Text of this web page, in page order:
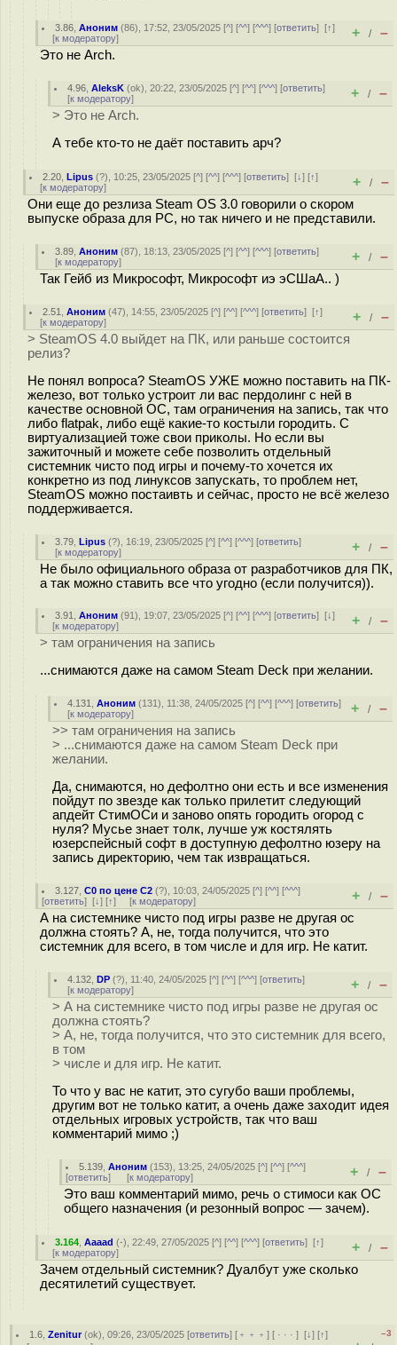
3.86 ,Аноним (86), 17:52, 23/05/2025 [^] [^^] [^^^] [ответить][↑]
[к модератору] + / –
Это не Arch.
4.96 ,AleksK (ok), 20:22, 23/05/2025 [^] [^^] [^^^] [ответить]
[к модератору] + / –
> Это не Arch.
А тебе кто-то не даёт поставить арч?
2.20 ,Lipus (?), 10:25, 23/05/2025 [^] [^^] [^^^] [ответить][↓] [↑]
[к модератору] + / –
Они еще до резлиза Steam OS 3.0 говорили о скором
выпуске образа для PC, но так ничего и не представили.
3.89 ,Аноним (87), 18:13, 23/05/2025 [^] [^^] [^^^] [ответить]
[к модератору] + / –
Так Гейб из Микрософт, Микрософт иэ эСШаА.. )
2.51 ,Аноним (47), 14:55, 23/05/2025 [^] [^^] [^^^] [ответить][↑]
[к модератору] + / –
> SteamOS 4.0 выйдет на ПК, или раньше состоится
релиз?
Не понял вопроса? SteamOS УЖЕ можно поставить на ПК-
железо, вот только устроит ли вас пердолинг с ней в
качестве основной ОС, там ограничения на запись, так что
либо flatpak, либо ещё какие-то костыли городить. С
виртуализацией тоже свои приколы. Но если вы
зажиточный и можете себе позволить отдельный
системник чисто под игры и почему-то хочется их
конкретно из под линуксов запускать, то проблем нет,
SteamOS можно постаивть и сейчас, просто не всё железо
поддерживается.
3.79 ,Lipus (?), 16:19, 23/05/2025 [^] [^^] [^^^] [ответить]
[к модератору] + / –
Не было официального образа от разработчиков для ПК,
а так можно ставить все что угодно (если получится)).
3.91 ,Аноним (91), 19:07, 23/05/2025 [^] [^^] [^^^] [ответить][↓]
[к модератору] + / –
> там ограничения на запись
...снимаются даже на самом Steam Deck при желании.
4.131 ,Аноним (131), 11:38, 24/05/2025 [^] [^^] [^^^] [ответить]
[к модератору] + / –
>> там ограничения на запись
> ...снимаются даже на самом Steam Deck при
желании.
Да, снимаются, но дефолтно они есть и все изменения
пойдут по звезде как только прилетит следующий
апдейт СтимОСи и заново опять городить огород с
нуля? Мусье знает толк, лучше уж костялять
юзерспейсный софт в доступную дефолтно юзеру на
запись директорию, чем так извращаться.
3.127 ,С0 по цене С2 (?), 10:03, 24/05/2025 [^] [^^] [^^^]
[ответить] [↓] [↑] [к модератору] + / –
А на системнике чисто под игры разве не другая ос
должна стоять? А, не, тогда получится, что это
системник для всего, в том числе и для игр. Не катит.
4.132 ,DP (?), 11:40, 24/05/2025 [^] [^^] [^^^] [ответить]
[к модератору] + / –
> А на системнике чисто под игры разве не другая ос
должна стоять?
> А, не, тогда получится, что это системник для всего,
в том
> числе и для игр. Не катит.
То что у вас не катит, это сугубо ваши проблемы,
другим вот не только катит, а очень даже заходит идея
отдельных игровых устройств, так что ваш
комментарий мимо ;)
5.139 ,Аноним (153), 13:25, 24/05/2025 [^] [^^] [^^^]
[ответить] [к модератору] + / –
Это ваш комментарий мимо, речь о стимоси как ОС
общего назначения (и резонный вопрос — зачем).
3.164 ,Aaaad (-), 22:49, 27/05/2025 [^] [^^] [^^^] [ответить][↑]
[к модератору] + / –
Зачем отдельный системник? Дуалбут уже сколько
десятилетий существует.
1.6 ,Zenitur(ok), 09:26, 23/05/2025 [ответить] [ ﹢﹢﹢] [ · · ·][↓] [↑]
–3